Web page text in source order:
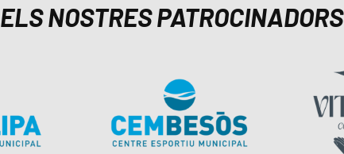
ELS NOSTRES PATROCINADORS